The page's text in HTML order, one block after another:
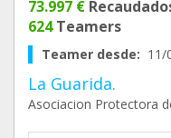
73.997 €
624Teamers
Teamer desde: 11/
La Guarida.
Asociacion Protectora